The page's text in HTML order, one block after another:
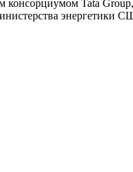
Tata
энергетики